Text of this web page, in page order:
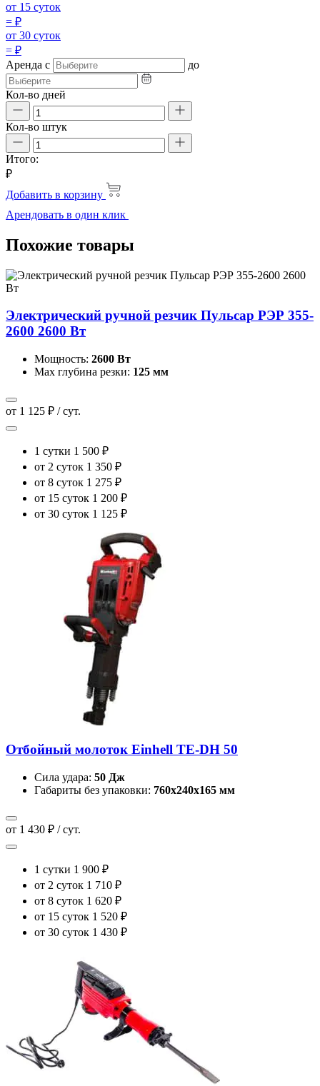
от 15 суток
= ₽
от 30 суток
= ₽
Аренда с до
Кол-во дней
Кол-во штук
Итого:
₽
Добавить в корзину
Арендовать в один клик
Похожие товары
Электрический ручной резчик Пульсар РЭР 355-
2600 2600 Вт
Мощность: 2600 Вт
Мах глубина резки: 125 мм
от 1 125 ₽ / сут.
1 сутки 1 500 ₽
от 2 суток 1 350 ₽
от 8 суток 1 275 ₽
от 15 суток 1 200 ₽
от 30 суток 1 125 ₽
Отбойный молоток Einhell TE-DH 50
Сила удара: 50 Дж
Габариты без упаковки: 760х240х165 мм
от 1 430 ₽ / сут.
1 сутки 1 900 ₽
от 2 суток 1 710 ₽
от 8 суток 1 620 ₽
от 15 суток 1 520 ₽
от 30 суток 1 430 ₽